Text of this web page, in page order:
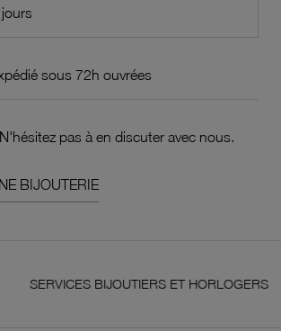
sous 72h ouvrées
pas à en discuter avec nous.
BIJOUTERIE
BIJOUTIERS ET HORLOGERS